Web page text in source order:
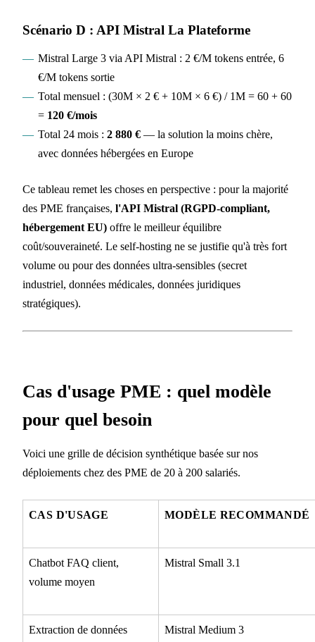
Scénario D : API Mistral La Plateforme
Mistral Large 3 via API Mistral : 2 €/M tokens entrée, 6
€/M tokens sortie
Total mensuel : (30M × 2 € + 10M × 6 €) / 1M = 60 + 60
= 120 €/mois
Total 24 mois : 2 880 €— la solution la moins chère,
avec données hébergées en Europe
Ce tableau remet les choses en perspective : pour la majorité
des PME françaises, l'API Mistral (RGPD-compliant,
hébergement EU) offre le meilleur équilibre
coût/souveraineté. Le self-hosting ne se justifie qu'à très fort
volume ou pour des données ultra-sensibles (secret
industriel, données médicales, données juridiques
stratégiques).
Cas d'usage PME : quel modèle
pour quel besoin
Voici une grille de décision synthétique basée sur nos
déploiements chez des PME de 20 à 200 salariés.
CAS D'USAGE MODÈLE RECOMMANDÉ
Chatbot FAQ client,
volume moyen
Mistral Small 3.1
Extraction de données
Mistral Medium 3